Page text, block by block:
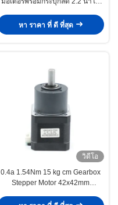
หา ราคา ที่ ดี ที่สุด
วิดีโอ
0.4a 1.54Nm 15 kg cm Gearbox
Stepper Motor 42x42mm